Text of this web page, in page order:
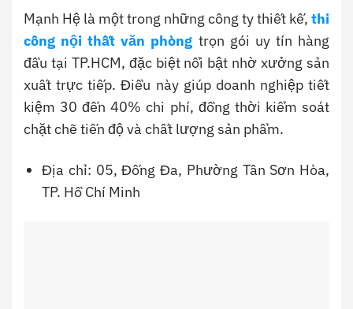
Mạnh Hệ là một trong những công ty thiết kế, thi
công nội thất văn phòng trọn gói uy tín hàng
đầu tại TP.HCM, đặc biệt nổi bật nhờ xưởng sản
xuất trực tiếp. Điều này giúp doanh nghiệp tiết
kiệm 30 đến 40% chi phí, đồng thời kiểm soát
chặt chẽ tiến độ và chất lượng sản phẩm.
Địa chỉ: 05, Đống Đa, Phường Tân Sơn Hòa,
TP. Hồ Chí Minh